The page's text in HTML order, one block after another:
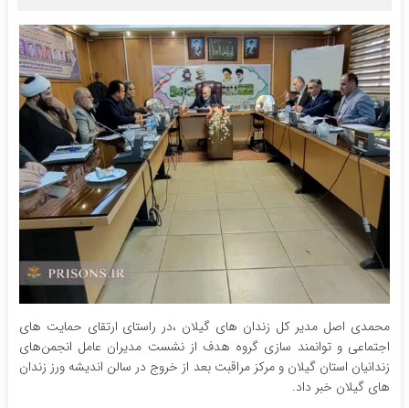
محمدی اصل مدیر کل زندان های گیلان ،در راستای ارتقای حمایت های
اجتماعی و توانمند سازی گروه هدف از نشست مدیران عامل انجمن‌های
زندانیان استان گیلان و مرکز مراقبت بعد از خروج در سالن اندیشه ورز زندان
های گیلان خبر داد.